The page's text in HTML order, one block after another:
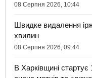
08 Серпня 2026, 10:44
Швидке видалення
хвилин
08 Серпня 2026, 09:44
В Харківщині